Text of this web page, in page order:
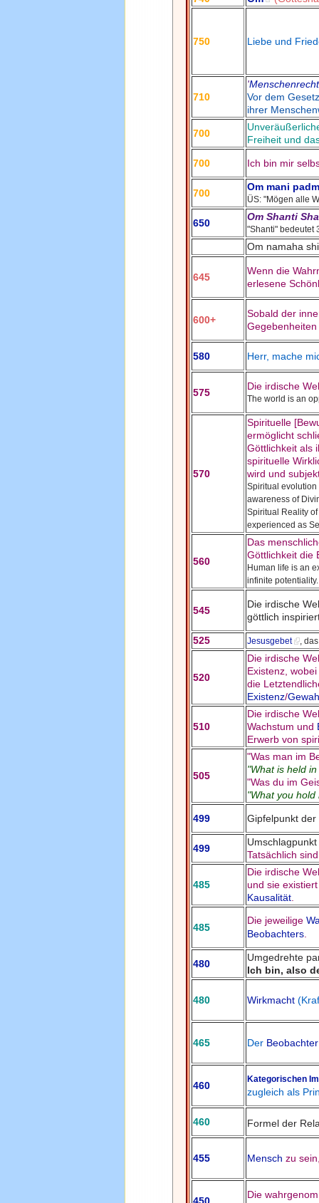
750 Liebe und
710
'
Vor dem
ihrer
700
Freiheit und
700 Ich bin mir
700
Om mani
ÜS: "Mögen alle
650
Om Shanti
"Shanti" bedeutet
Om namaha
645
Wenn die
erlesene
600+
Sobald der
580 Herr, mache
575
Die irdische
The world is an
570
Spirituelle
ermöglicht
Göttlichkeit als
spirituelle
wird und
Spiritual
awareness of
Spiritual Reality
experienced as
560
Das
Göttlichkeit die
Human life is an
infinite potentiality.
545
Die irdische
göttlich
525 Jesusgebet ,
520
Die irdische
Existenz,
die
Existenz/
510
Die irdische
Wachstum und
Erwerb von
505
"Was man im
"What is held
"Was du im
"What you
499 Gipfelpunkt
499
Tatsächlich
485
Die irdische
und sie
Kausalität
485
Die jeweilige
Beobachters
480
Umgedrehte
Ich bin, also
480 Wirkmacht
465 Der Beobachter
460
Kategorischen
zugleich als
460 Formel der
455 Mensch zu
Die